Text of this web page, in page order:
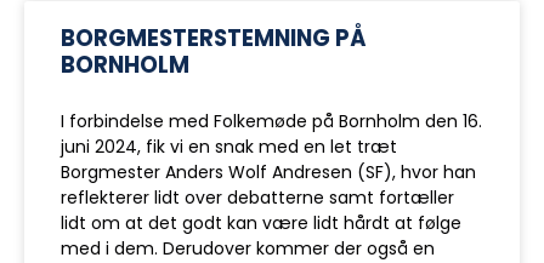
BORGMESTERSTEMNING PÅ
BORNHOLM
I forbindelse med Folkemøde på Bornholm den 16.
juni 2024, fik vi en snak med en let træt
Borgmester Anders Wolf Andresen (SF), hvor han
reflekterer lidt over debatterne samt fortæller
lidt om at det godt kan være lidt hårdt at følge
med i dem. Derudover kommer der også en